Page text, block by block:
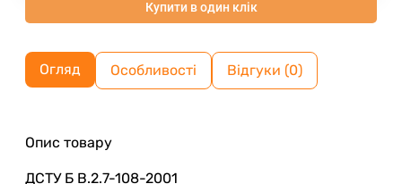
Купити в один клік
Огляд Особливості Відгуки (0)
Опис товару
ДСТУ Б В.2.7-108-2001